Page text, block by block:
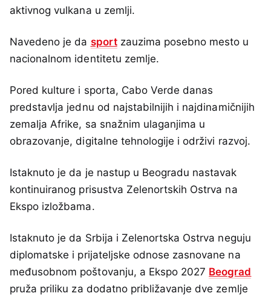
aktivnog vulkana u zemlji.
Navedeno je da sportzauzima posebno mesto u
nacionalnom identitetu zemlje.
Pored kulture i sporta, Cabo Verde danas
predstavlja jednu od najstabilnijih i najdinamičnijih
zemalja Afrike, sa snažnim ulaganjima u
obrazovanje, digitalne tehnologije i održivi razvoj.
Istaknuto je da je nastup u Beogradu nastavak
kontinuiranog prisustva Zelenortskih Ostrva na
Ekspo izložbama.
Istaknuto je da Srbija i Zelenortska Ostrva neguju
diplomatske i prijateljske odnose zasnovane na
međusobnom poštovanju, a Ekspo 2027 Beograd
pruža priliku za dodatno približavanje dve zemlje